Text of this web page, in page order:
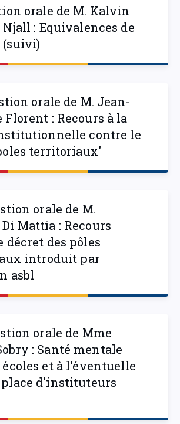
orale de M. Kalvin
Njall : Equivalences de
(suivi)
orale de M. Jean-
: Recours à la
contre le
territoriaux'
orale de M.
Mattia : Recours
décret des pôles
introduit par
asbl
orale de Mme
: Santé mentale
écoles et à l'éventuelle
d'instituteurs